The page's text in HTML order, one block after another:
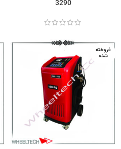
3290
فروخته
شده